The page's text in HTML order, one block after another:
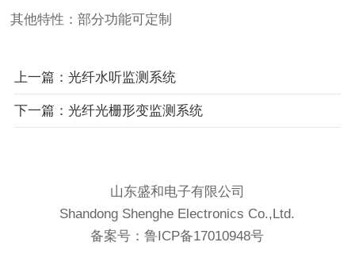
其他特性：部分功能可定制
上一篇：光纤水听监测系统
下一篇：光纤光栅形变监测系统
山东盛和电子有限公司
Shandong Shenghe Electronics Co.,Ltd.
备案号：鲁ICP备17010948号